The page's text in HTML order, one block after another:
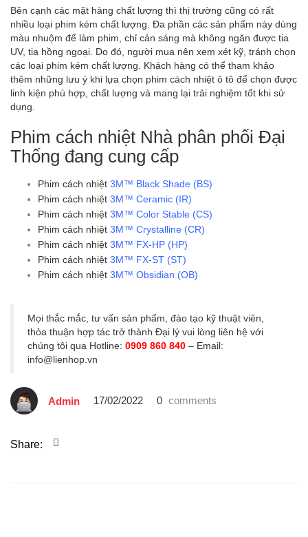
Bên cạnh các mặt hàng chất lượng thì thị trường cũng có rất
nhiều loại phim kém chất lượng. Đa phần các sản phẩm này dùng
màu nhuộm để làm phim, chỉ cản sáng mà không ngăn được tia
UV, tia hồng ngoại. Do đó, người mua nên xem xét kỹ, tránh chọn
các loại phim kém chất lượng. Khách hàng có thể tham khảo
thêm những lưu ý khi lựa chọn phim cách nhiệt ô tô để chọn được
linh kiện phù hợp, chất lượng và mang lại trải nghiệm tốt khi sử
dụng.
Phim cách nhiệt Nhà phân phối Đại
Thống đang cung cấp
Phim cách nhiệt 3M™ Black Shade (BS)
Phim cách nhiệt 3M™ Ceramic (IR)
Phim cách nhiệt 3M™ Color Stable (CS)
Phim cách nhiệt 3M™ Crystalline (CR)
Phim cách nhiệt 3M™ FX-HP (HP)
Phim cách nhiệt 3M™ FX-ST (ST)
Phim cách nhiệt 3M™ Obsidian (OB)
Mọi thắc mắc, tư vấn sản phẩm, đào tạo kỹ thuật viên,
thỏa thuận hợp tác trở thành Đại lý vui lòng liên hệ với
chúng tôi qua Hotline: 0909 860 840 – Email:
info@lienhop.vn
Admin 17/02/2022 0 comments
Share: